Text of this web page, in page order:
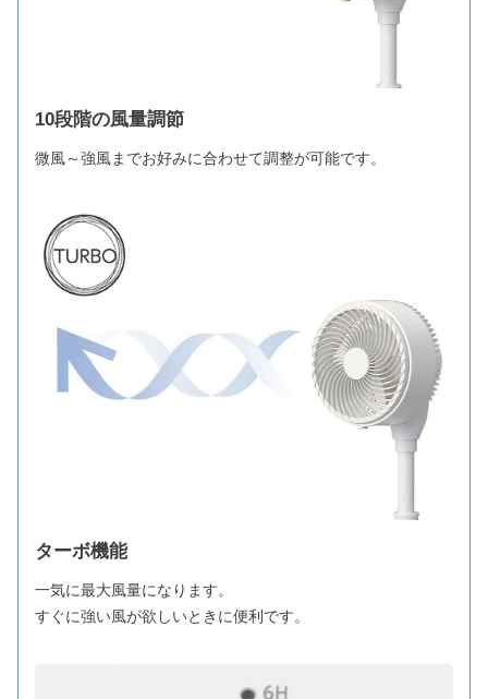
10段階の風量調節
微風～強風までお好みに合わせて調整が可能です。
ターボ機能
一気に最大風量になります。
すぐに強い風が欲しいときに便利です。